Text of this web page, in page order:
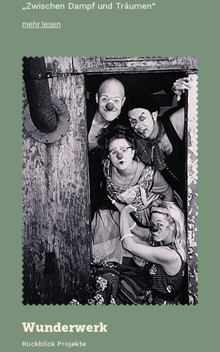
„Zwischen Dampf und Träumen“
mehr lesen
Wunderwerk
Rückblick Projekte